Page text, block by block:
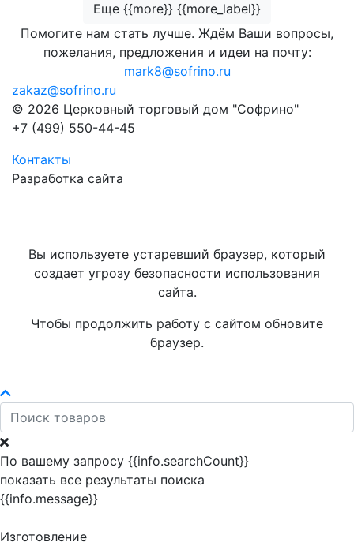
Еще {{more}} {{more_label}}
Помогите нам стать лучше. Ждём Ваши вопросы,
пожелания, предложения и идеи на почту:
mark8@sofrino.ru
zakaz@sofrino.ru
© 2026 Церковный торговый дом "Софрино"
+7 (499) 550-44-45
Контакты
Разработка сайта
Вы используете устаревший браузер, который
создает угрозу безопасности использования
сайта.
Чтобы продолжить работу с сайтом обновите
браузер.
По вашему запросу {{info.searchCount}}
показать все результаты поиска
{{info.message}}
Изготовление